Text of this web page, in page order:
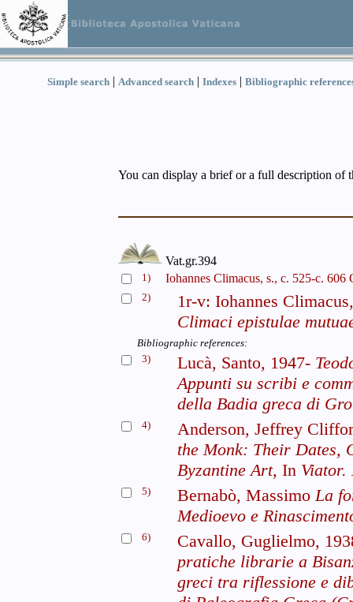
Simple search | Advanced search | Indexes | Bibliographic
You can display a brief or a full description of
Vat.gr.394
1) Iohannes Climacus, s., c. 525-c.
2)
1r-v: Iohannes
Climaci epistulae
Bibliographic references:
3)
Lucà, Santo, 1947-
Appunti su scribi e
della Badia greca di
4)
Anderson, Jeffrey
the Monk: Their Dates,
Byzantine Art, In Viator.
5) Bernabò, MassimoLa
Medioevo e
6)
Cavallo, Guglielmo,
pratiche librarie a
greci tra riflessione e